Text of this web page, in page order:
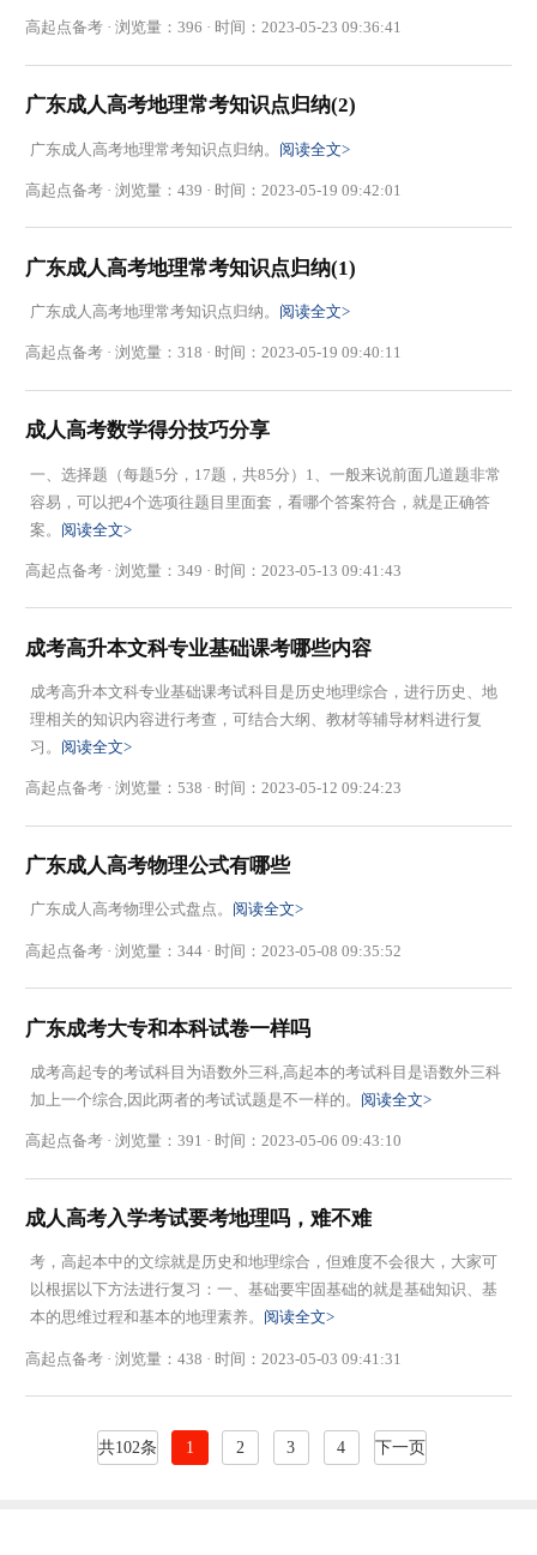
高起点备考 · 浏览量：396 · 时间：2023-05-23 09:36:41
广东成人高考地理常考知识点归纳(2)
广东成人高考地理常考知识点归纳。 阅读全文>
高起点备考 · 浏览量：439 · 时间：2023-05-19 09:42:01
广东成人高考地理常考知识点归纳(1)
广东成人高考地理常考知识点归纳。 阅读全文>
高起点备考 · 浏览量：318 · 时间：2023-05-19 09:40:11
成人高考数学得分技巧分享
一、选择题（每题5分，17题，共85分）1、一般来说前面几道题非常
容易，可以把4个选项往题目里面套，看哪个答案符合，就是正确答
案。 阅读全文>
高起点备考 · 浏览量：349 · 时间：2023-05-13 09:41:43
成考高升本文科专业基础课考哪些内容
成考高升本文科专业基础课考试科目是历史地理综合，进行历史、地
理相关的知识内容进行考查，可结合大纲、教材等辅导材料进行复
习。 阅读全文>
高起点备考 · 浏览量：538 · 时间：2023-05-12 09:24:23
广东成人高考物理公式有哪些
广东成人高考物理公式盘点。 阅读全文>
高起点备考 · 浏览量：344 · 时间：2023-05-08 09:35:52
广东成考大专和本科试卷一样吗
成考高起专的考试科目为语数外三科,高起本的考试科目是语数外三科
加上一个综合,因此两者的考试试题是不一样的。 阅读全文>
高起点备考 · 浏览量：391 · 时间：2023-05-06 09:43:10
成人高考入学考试要考地理吗，难不难
考，高起本中的文综就是历史和地理综合，但难度不会很大，大家可
以根据以下方法进行复习：一、基础要牢固基础的就是基础知识、基
本的思维过程和基本的地理素养。 阅读全文>
高起点备考 · 浏览量：438 · 时间：2023-05-03 09:41:31
共102条 1 2 3 4 下一页